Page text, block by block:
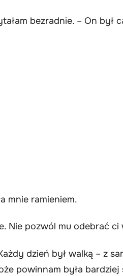
bezradnie. – On był
mnie ramieniem.
Nie pozwól mu odebrać
dzień był walką – z
powinnam była bardziej